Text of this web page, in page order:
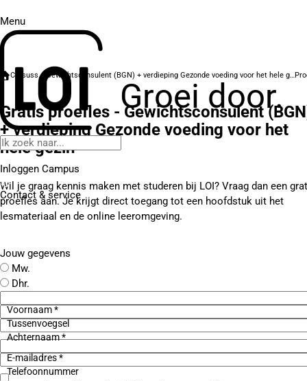
Menu
Groei door.
Inloggen Campus
Contact & service
Cursussen Gewichtsconsulent (BGN) + verdieping Gezonde voeding voor het hele gezin
Gratis proefles - Gewichtsconsulent
+ verdieping Gezonde voeding voor het
hele gezin
Wil je graag kennis maken met studeren bij LOI? Vraag dan een
proefles aan. Je krijgt direct toegang tot een hoofdstuk uit het
lesmateriaal en de online leeromgeving.
Jouw gegevens
Mw.
Dhr.
Voornaam *
Tussenvoegsel
Achternaam *
E-mailadres *
Telefoonnummer